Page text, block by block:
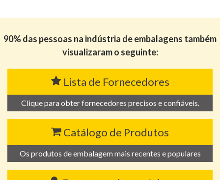
90% das pessoas na indústria de embalagens também
visualizaram o seguinte:
Lista de Fornecedores
Clique para obter fornecedores precisos e confiáveis.
Catálogo de Produtos
Os produtos de embalagem mais recentes e populares